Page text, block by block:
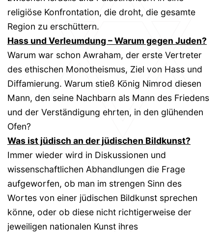
religiöse Konfrontation, die droht, die gesamte
Region zu erschüttern.
Hass und Verleumdung – Warum gegen Juden?
Warum war schon Awraham, der erste Vertreter
des ethischen Monotheismus, Ziel von Hass und
Diffamierung. Warum stieß König Nimrod diesen
Mann, den seine Nachbarn als Mann des Friedens
und der Verständigung ehrten, in den glühenden
Ofen?
Was ist jüdisch an der jüdischen Bildkunst?
Immer wieder wird in Diskussionen und
wissenschaftlichen Abhandlungen die Frage
aufgeworfen, ob man im strengen Sinn des
Wortes von einer jüdischen Bildkunst sprechen
könne, oder ob diese nicht richtigerweise der
jeweiligen nationalen Kunst ihres